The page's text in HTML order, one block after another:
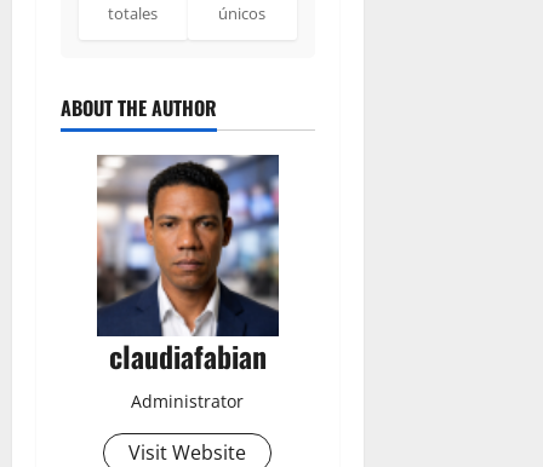
totales
únicos
ABOUT THE AUTHOR
claudiafabian
Administrator
Visit Website